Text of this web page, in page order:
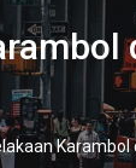
Karambol